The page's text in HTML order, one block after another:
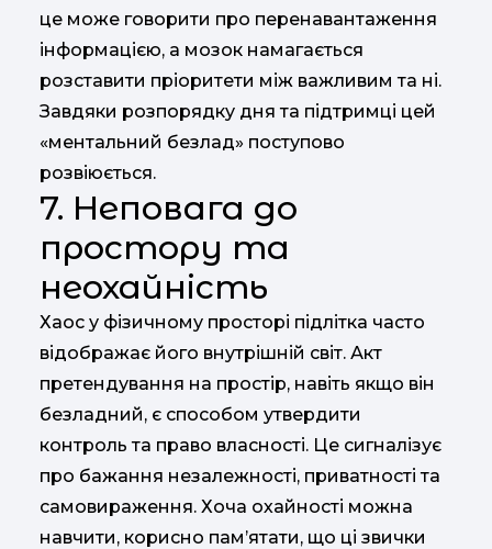
це може говорити про перенавантаження
інформацією, а мозок намагається
розставити пріоритети між важливим та ні.
Завдяки розпорядку дня та підтримці цей
«ментальний безлад» поступово
розвіюється.
7. Неповага до
простору та
неохайність
Хаос у фізичному просторі підлітка часто
відображає його внутрішній світ. Акт
претендування на простір, навіть якщо він
безладний, є способом утвердити
контроль та право власності. Це сигналізує
про бажання незалежності, приватності та
самовираження. Хоча охайності можна
навчити, корисно пам’ятати, що ці звички